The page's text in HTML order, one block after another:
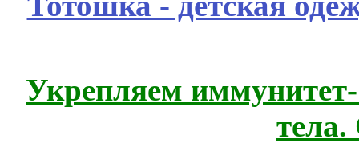
Укрепляем